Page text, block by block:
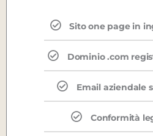
Sito one page in
Dominio .com
Email aziendale
Conformità